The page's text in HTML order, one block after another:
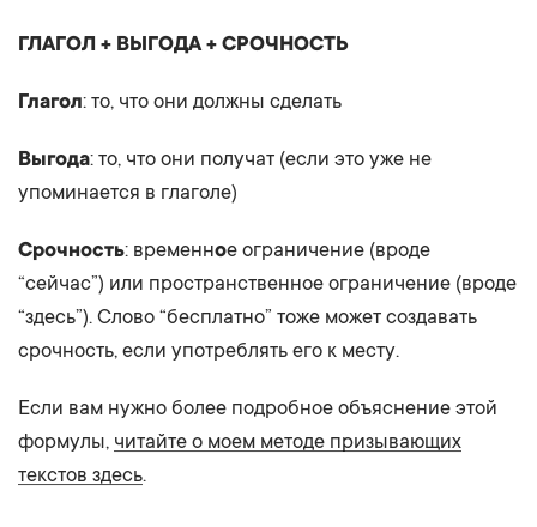
ГЛАГОЛ + ВЫГОДА + СРОЧНОСТЬ
Глагол: то, что они должны сделать
Выгода: то, что они получат (если это уже не
упоминается в глаголе)
Срочность: временное ограничение (вроде
“сейчас”) или пространственное ограничение (вроде
“здесь”). Слово “бесплатно” тоже может создавать
срочность, если употреблять его к месту.
Если вам нужно более подробное объяснение этой
формулы, читайте о моем методе призывающих
текстов здесь.